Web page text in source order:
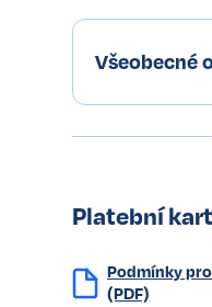
Všeobecné
Platební
Podmínky
(PDF)